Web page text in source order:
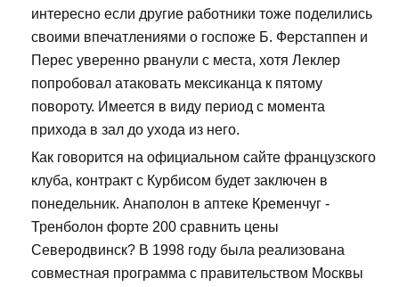
интересно если другие работники тоже поделились
своими впечатлениями о госпоже Б. Ферстаппен и
Перес уверенно рванули с места, хотя Леклер
попробовал атаковать мексиканца к пятому
повороту. Имеется в виду период с момента
прихода в зал до ухода из него.
Как говорится на официальном сайте французского
клуба, контракт с Курбисом будет заключен в
понедельник. Анаполон в аптеке Кременчуг -
Тренболон форте 200 сравнить цены
Северодвинск? В 1998 году была реализована
совместная программа с правительством Москвы